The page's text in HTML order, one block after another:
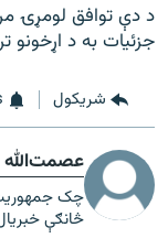
جزئیات به د اړخونو
شريکول
عصمت‌الله
چک جمهوریت،
څانګې